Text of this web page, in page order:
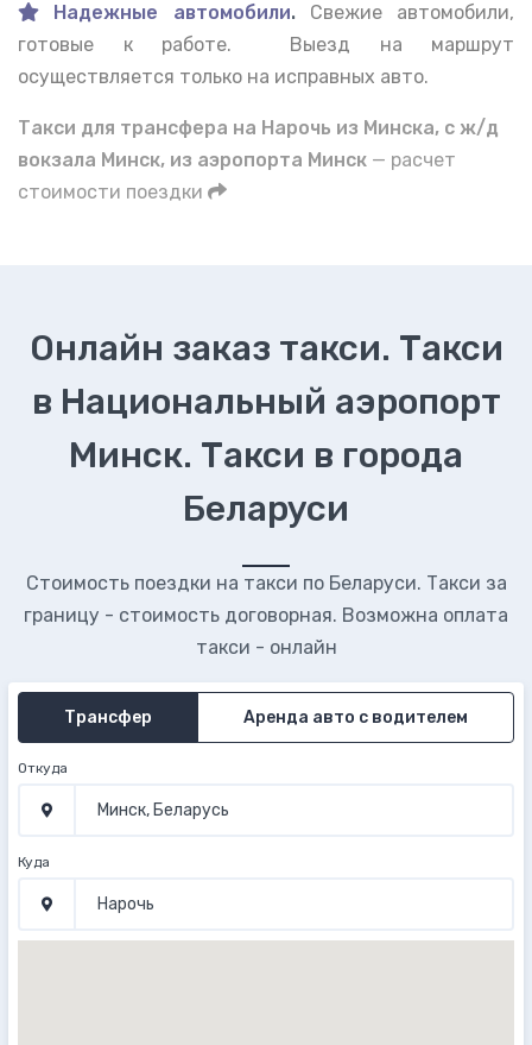
Надежные автомобили. Свежие автомобили,
готовые к работе. Выезд на маршрут
осуществляется только на исправных авто.
Такси для трансфера на Нарочь из Минска, с ж/д
вокзала Минск, из аэропорта Минск — расчет
стоимости поездки
Онлайн заказ такси. Такси
в Национальный аэропорт
Минск. Такси в города
Беларуси
Стоимость поездки на такси по Беларуси. Такси за
границу - стоимость договорная. Возможна оплата
такси - онлайн
Трансфер Аренда авто с водителем
Откуда
Куда